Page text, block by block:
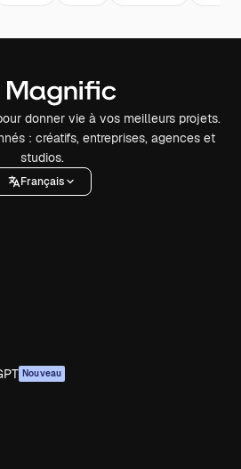
donner vie à vos meilleurs projets.
: créatifs, entreprises, agences et
studios.
Français
Nouveau